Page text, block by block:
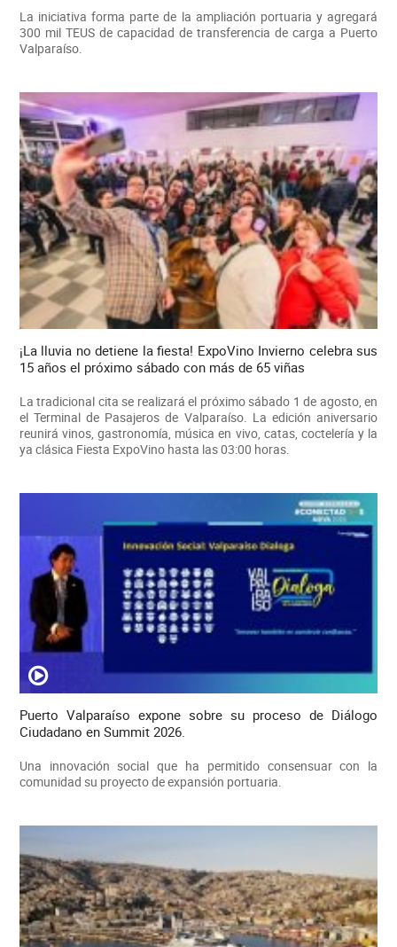
La iniciativa forma parte de la ampliación portuaria y agregará
300 mil TEUS de capacidad de transferencia de carga a Puerto
Valparaíso.
¡La lluvia no detiene la fiesta! ExpoVino Invierno celebra sus
15 años el próximo sábado con más de 65 viñas
La tradicional cita se realizará el próximo sábado 1 de agosto, en
el Terminal de Pasajeros de Valparaíso. La edición aniversario
reunirá vinos, gastronomía, música en vivo, catas, coctelería y la
ya clásica Fiesta ExpoVino hasta las 03:00 horas.
Puerto Valparaíso expone sobre su proceso de Diálogo
Ciudadano en Summit 2026.
Una innovación social que ha permitido consensuar con la
comunidad su proyecto de expansión portuaria.